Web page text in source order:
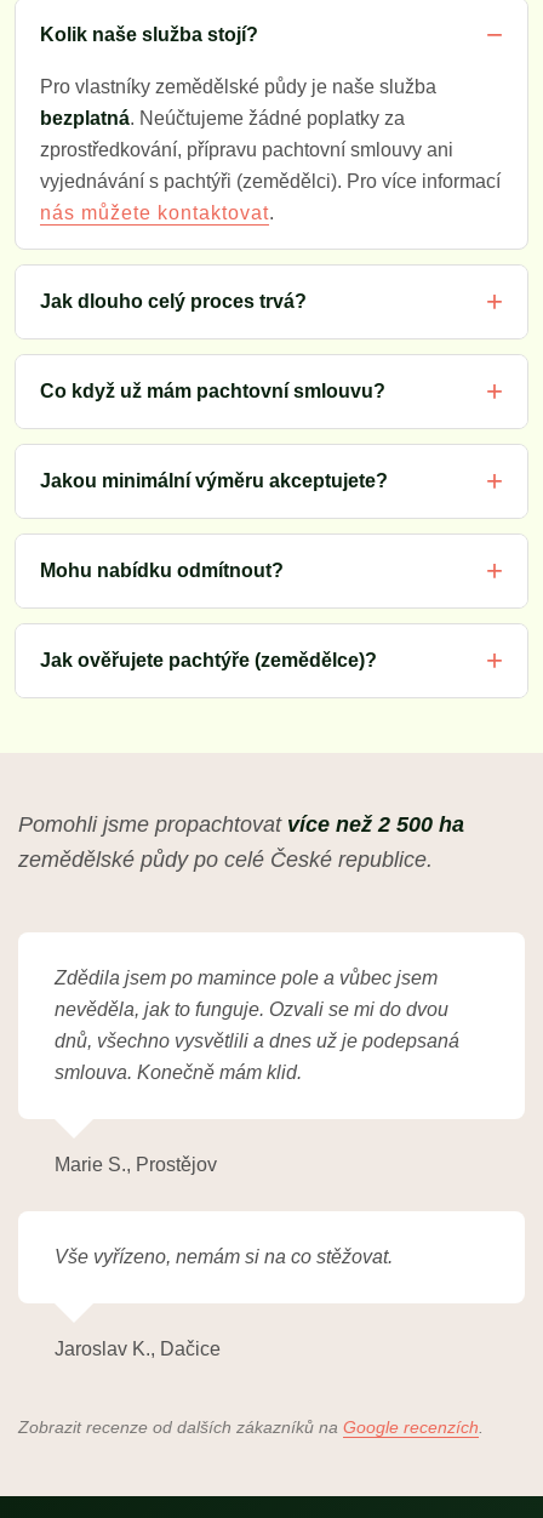
Kolik naše služba stojí?
Pro vlastníky zemědělské půdy je naše služba
bezplatná. Neúčtujeme žádné poplatky za
zprostředkování, přípravu pachtovní smlouvy ani
vyjednávání s pachtýři (zemědělci). Pro více informací
nás můžete kontaktovat.
Jak dlouho celý proces trvá?
Co když už mám pachtovní smlouvu?
Jakou minimální výměru akceptujete?
Mohu nabídku odmítnout?
Jak ověřujete pachtýře (zemědělce)?
Pomohli jsme propachtovat více než 2 500 ha
zemědělské půdy po celé České republice.
Zdědila jsem po mamince pole a vůbec jsem
nevěděla, jak to funguje. Ozvali se mi do dvou
dnů, všechno vysvětlili a dnes už je podepsaná
smlouva. Konečně mám klid.
Marie S., Prostějov
Vše vyřízeno, nemám si na co stěžovat.
Jaroslav K., Dačice
Zobrazit recenze od dalších zákazníků na Google recenzích